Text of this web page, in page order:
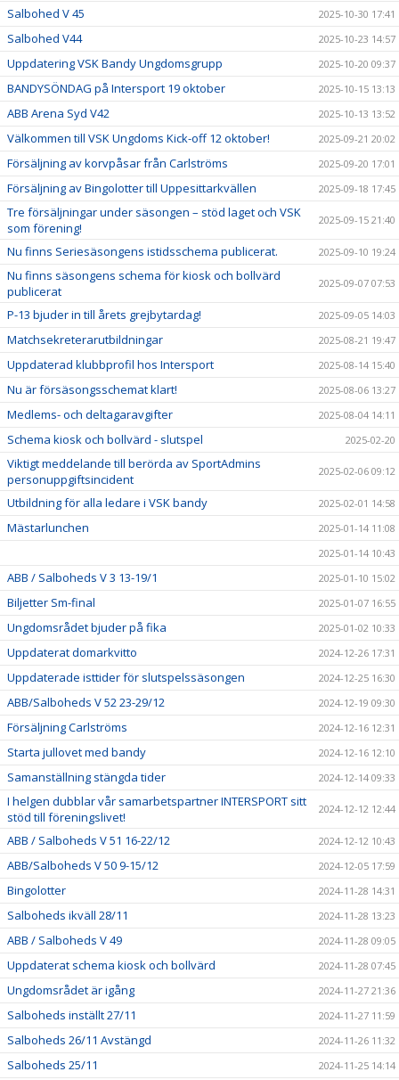
Salbohed V 45 2025-10-30 17:41
Salbohed V44 2025-10-23 14:57
Uppdatering VSK Bandy Ungdomsgrupp 2025-10-20 09:37
BANDYSÖNDAG på Intersport 19 oktober 2025-10-15 13:13
ABB Arena Syd V42 2025-10-13 13:52
Välkommen till VSK Ungdoms Kick-off 12 oktober! 2025-09-21 20:02
Försäljning av korvpåsar från Carlströms 2025-09-20 17:01
Försäljning av Bingolotter till Uppesittarkvällen 2025-09-18 17:45
Tre försäljningar under säsongen – stöd laget och VSK
som förening!
2025-09-15 21:40
Nu finns Seriesäsongens istidsschema publicerat. 2025-09-10 19:24
Nu finns säsongens schema för kiosk och bollvärd
publicerat
2025-09-07 07:53
P-13 bjuder in till årets grejbytardag! 2025-09-05 14:03
Matchsekreterarutbildningar 2025-08-21 19:47
Uppdaterad klubbprofil hos Intersport 2025-08-14 15:40
Nu är försäsongsschemat klart! 2025-08-06 13:27
Medlems- och deltagaravgifter 2025-08-04 14:11
Schema kiosk och bollvärd - slutspel 2025-02-20
Viktigt meddelande till berörda av SportAdmins
personuppgiftsincident
2025-02-06 09:12
Utbildning för alla ledare i VSK bandy 2025-02-01 14:58
Mästarlunchen
2025-01-14 11:08
2025-01-14 10:43
ABB / Salboheds V 3 13-19/1 2025-01-10 15:02
Biljetter Sm-final 2025-01-07 16:55
Ungdomsrådet bjuder på fika 2025-01-02 10:33
Uppdaterat domarkvitto 2024-12-26 17:31
Uppdaterade isttider för slutspelssäsongen 2024-12-25 16:30
ABB/Salboheds V 52 23-29/12 2024-12-19 09:30
Försäljning Carlströms 2024-12-16 12:31
Starta jullovet med bandy 2024-12-16 12:10
Samanställning stängda tider 2024-12-14 09:33
I helgen dubblar vår samarbetspartner INTERSPORT sitt
stöd till föreningslivet!
2024-12-12 12:44
ABB / Salboheds V 51 16-22/12 2024-12-12 10:43
ABB/Salboheds V 50 9-15/12 2024-12-05 17:59
Bingolotter 2024-11-28 14:31
Salboheds ikväll 28/11 2024-11-28 13:23
ABB / Salboheds V 49 2024-11-28 09:05
Uppdaterat schema kiosk och bollvärd 2024-11-28 07:45
Ungdomsrådet är igång 2024-11-27 21:36
Salboheds inställt 27/11 2024-11-27 11:59
Salboheds 26/11 Avstängd 2024-11-26 11:32
Salboheds 25/11 2024-11-25 14:14